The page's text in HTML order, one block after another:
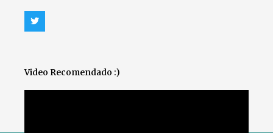
T
w
i
Video Recomendado :)